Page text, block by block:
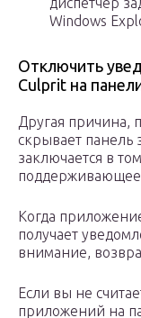
Windows
Отключить
Culprit на
Другая причина,
скрывает панель
заключается в
поддерживающее
Когда
получает
внимание,
Если вы не
приложений на